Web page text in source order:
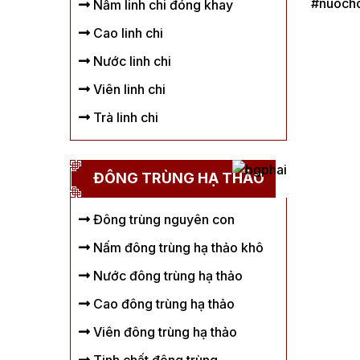
Nấm linh chi đóng khay
Cao linh chi
Nước linh chi
Viên linh chi
Trà linh chi
ĐÔNG TRÙNG HẠ THẢO
Đông trùng nguyên con
Nấm đông trùng hạ thảo khô
Nước đông trùng hạ thảo
Cao đông trùng hạ thảo
Viên đông trùng hạ thảo